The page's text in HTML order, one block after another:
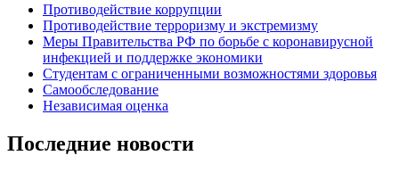
Противодействие коррупции
Противодействие терроризму и экстремизму
Меры Правительства РФ по борьбе с коронавирусной
инфекцией и поддержке экономики
Студентам с ограниченными возможностями здоровья
Самообследование
Независимая оценка
Последние новости